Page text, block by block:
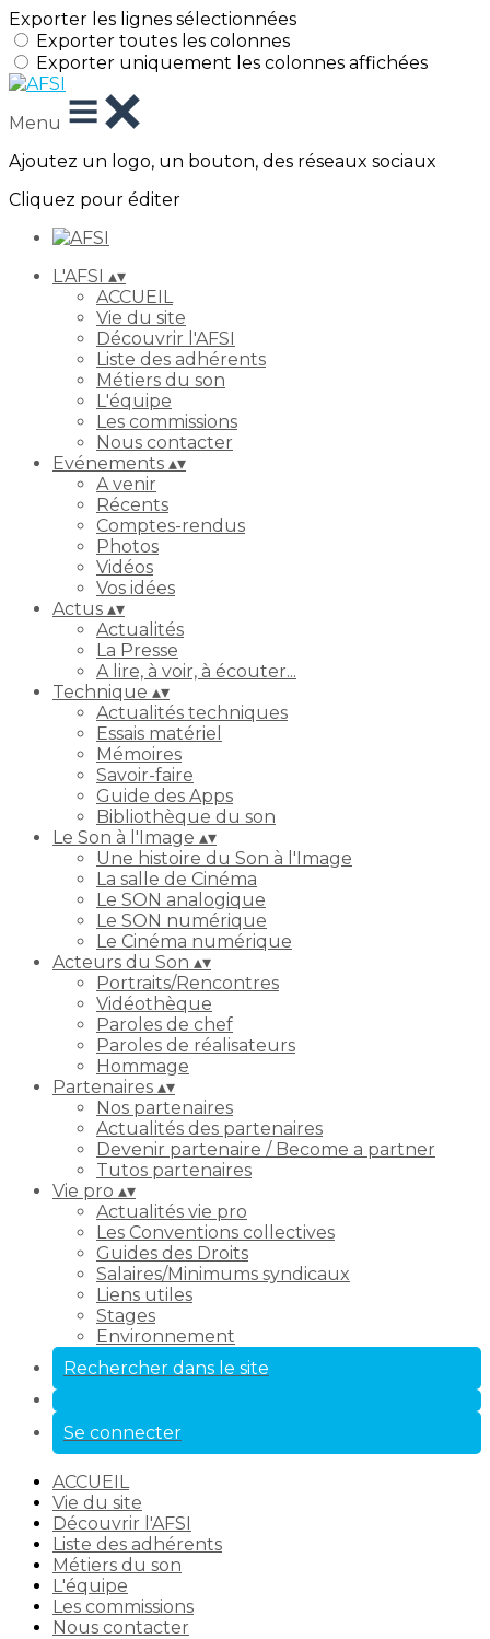
Exporter les lignes sélectionnées
Exporter toutes les colonnes
Exporter uniquement les colonnes affichées
Menu
Ajoutez un logo, un bouton, des réseaux sociaux
Cliquez pour éditer
L'AFSI ▴▾
ACCUEIL
Vie du site
Découvrir l'AFSI
Liste des adhérents
Métiers du son
L'équipe
Les commissions
Nous contacter
Evénements ▴▾
A venir
Récents
Comptes-rendus
Photos
Vidéos
Vos idées
Actus ▴▾
Actualités
La Presse
A lire, à voir, à écouter...
Technique ▴▾
Actualités techniques
Essais matériel
Mémoires
Savoir-faire
Guide des Apps
Bibliothèque du son
Le Son à l'Image ▴▾
Une histoire du Son à l'Image
La salle de Cinéma
Le SON analogique
Le SON numérique
Le Cinéma numérique
Acteurs du Son ▴▾
Portraits/Rencontres
Vidéothèque
Paroles de chef
Paroles de réalisateurs
Hommage
Partenaires ▴▾
Nos partenaires
Actualités des partenaires
Devenir partenaire / Become a partner
Tutos partenaires
Vie pro ▴▾
Actualités vie pro
Les Conventions collectives
Guides des Droits
Salaires/Minimums syndicaux
Liens utiles
Stages
Environnement
Rechercher dans le site
Se connecter
ACCUEIL
Vie du site
Découvrir l'AFSI
Liste des adhérents
Métiers du son
L'équipe
Les commissions
Nous contacter